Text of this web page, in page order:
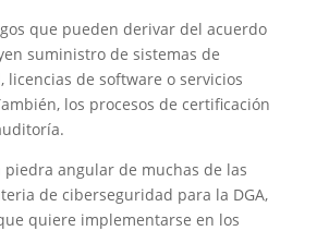
que pueden derivar del acuerdo
suministro de sistemas de
licencias de software o servicios
los procesos de certificación
piedra angular de muchas de las
de ciberseguridad para la DGA,
quiere implementarse en los